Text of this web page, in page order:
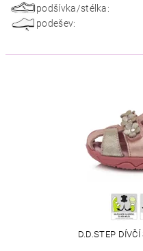
podšívka/stélka:
podešev:
D.D.STEP